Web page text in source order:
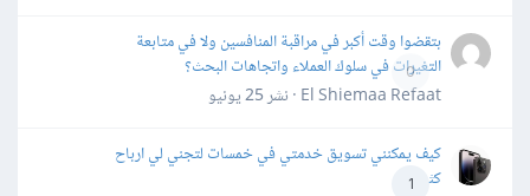
0
بتقضوا وقت أكبر في مراقبة المنافسين ولا في متابعة
التغيرات في سلوك العملاء واتجاهات البحث؟
El Shiemaa Refaat · نشر
25 يونيو
1
كيف يمكنني تسويق خدمتي في خمسات لتجني لي ارباح
كثيرة